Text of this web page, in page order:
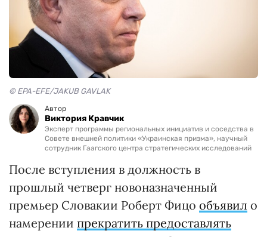
© EPA-EFE/JAKUB GAVLAK
Автор
Виктория Кравчик
Эксперт программы региональных инициатив и соседства в
Совете внешней политики «Украинская призма», научный
сотрудник Гаагского центра стратегических исследований
После вступления в должность в
прошлый четверг новоназначенный
премьер Словакии Роберт Фицо объявил о
намерении прекратить предоставлять